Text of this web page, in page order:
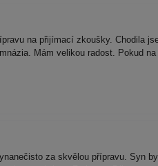
na přijímací zkoušky. Chodila
Mám velikou radost. Pokud
za skvělou přípravu. Syn